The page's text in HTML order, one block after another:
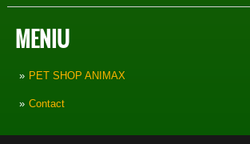
MENIU
PET SHOP ANIMAX
Contact